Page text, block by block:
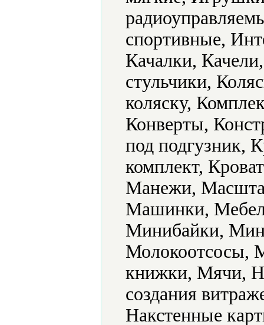
спортивные,
Качалки,
стульчики,
коляску,
Конверты,
под подгузник,
комплект,
Манежи,
Машинки,
Минибайки,
Молокоотсосы,
книжки, Мячи,
создания
Накстенные